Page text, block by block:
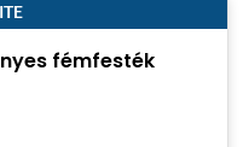
fémfesték